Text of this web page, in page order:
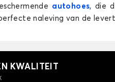
MERCEDES CLS
autohoes, die
naleving van de
KWALITEIT